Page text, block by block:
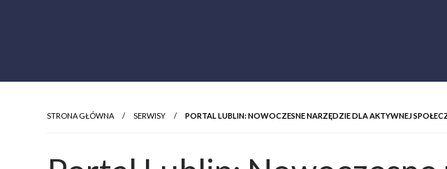
STRONA GŁÓWNA SERWISY PORTAL LUBLIN: NOWOCZESNE NARZĘDZIE DLA AKTYWNEJ